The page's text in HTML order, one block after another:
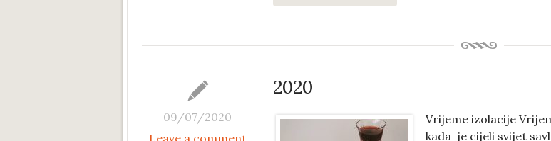
09/07/2020
2020
Vrijeme izolacije
kada je cijeli svijet